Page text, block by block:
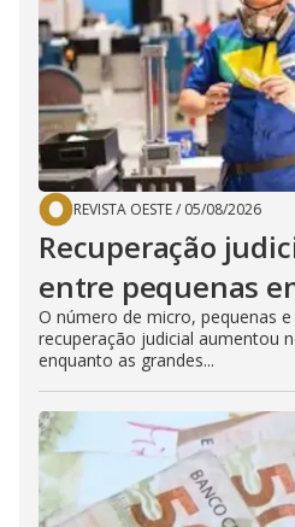
REVISTA OESTE/ 05/08/2026
Recuperação
entre pequenas
O número de micro, pequenas
recuperação judicial aumentou
enquanto as grandes...